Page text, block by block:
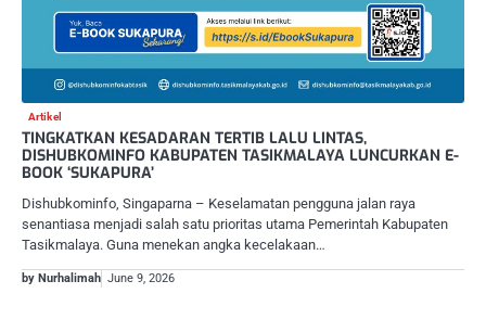
Artikel
TINGKATKAN KESADARAN TERTIB LALU LINTAS,
DISHUBKOMINFO KABUPATEN TASIKMALAYA LUNCURKAN E-
BOOK ‘SUKAPURA’
Dishubkominfo, Singaparna – Keselamatan pengguna jalan raya
senantiasa menjadi salah satu prioritas utama Pemerintah Kabupaten
Tasikmalaya. Guna menekan angka kecelakaan…
by Nurhalimah June 9, 2026